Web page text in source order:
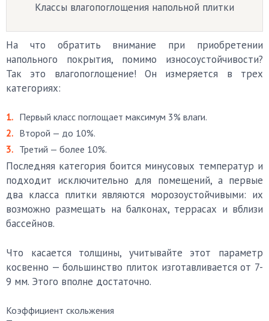
Классы влагопоглощения напольной плитки
На что обратить внимание при приобретении
напольного покрытия, помимо износоустойчивости?
Так это влагопоглощение! Он измеряется в трех
категориях:
Первый класс поглощает максимум 3% влаги.
Второй — до 10%.
Третий — более 10%.
Последняя категория боится минусовых температур и
подходит исключительно для помещений, а первые
два класса плитки являются морозоустойчивыми: их
возможно размещать на балконах, террасах и вблизи
бассейнов.
Что касается толщины, учитывайте этот параметр
косвенно — большинство плиток изготавливается от 7-
9 мм. Этого вполне достаточно.
Коэффициент скольжения